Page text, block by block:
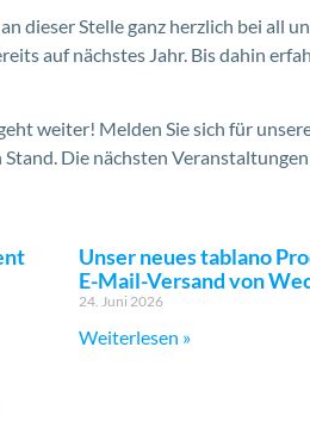
dieser Stelle ganz herzlich bei all
auf nächstes Jahr. Bis dahin
weiter! Melden Sie sich für
Die nächsten
Unser neues tablano
E-Mail-Versand von
24. Juni 2026
Weiterlesen »